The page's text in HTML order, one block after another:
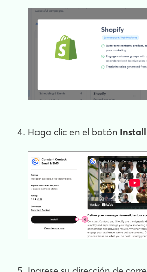
Haga clic en el botón Install